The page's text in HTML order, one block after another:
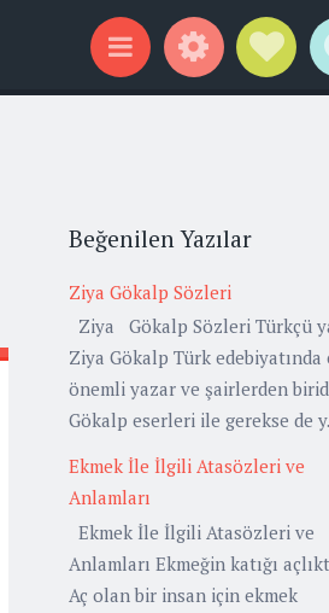
Menu Widgets
Beğenilen Yazılar
Ziya Gökalp Sözleri
Ziya Gökalp Sözleri Türkçü
Ziya Gökalp Türk edebiyatında
önemli yazar ve şairlerden
Gökalp eserleri ile gerekse de
Ekmek İle İlgili Atasözleri ve
Anlamları
Ekmek İle İlgili Atasözleri ve
Anlamları Ekmeğin katığı
Aç olan bir insan için ekmek